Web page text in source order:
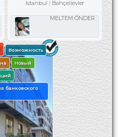
Istanbul
Bahçelievler
MELTEM ÖNDER
Возможность
Новый
банковского